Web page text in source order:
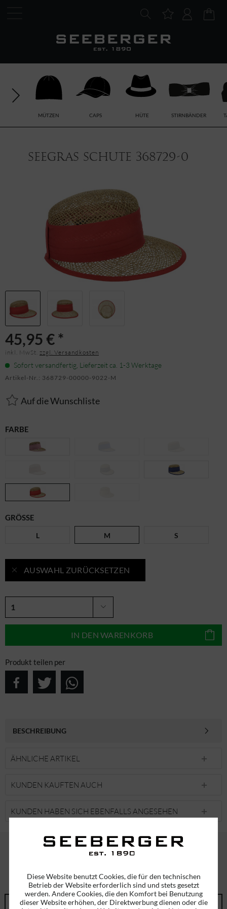
MÜTZEN CAPS HÜTE STIRNBÄNDER
Seegras Schute 368729-0
45,95 € *
inkl. MwSt. zzgl. Versandkosten
Sofort versandfertig, Lieferzeit ca. 1-3 Werktage
Artikel-Nr.: 368729-00000-9022-M
Auf die Wunschliste
FARBE
GRÖSSE
L M S
AUSWAHL ZURÜCKSETZEN
IN DEN WARENKORB
Produkt teilen per
BESCHREIBUNG
ÄHNLICHE ARTIKEL
KUNDEN KAUFTEN AUCH
KUNDEN HABEN SICH EBENFALLS ANGESEHEN
ERHALTEN SIE EINMALIG EINEN 5 EURO GUTSCHEIN
Diese Website benutzt Cookies, die für den technischen
Betrieb der Website erforderlich sind und stets gesetzt
werden. Andere Cookies, die den Komfort bei Benutzung
dieser Website erhöhen, der Direktwerbung dienen oder die